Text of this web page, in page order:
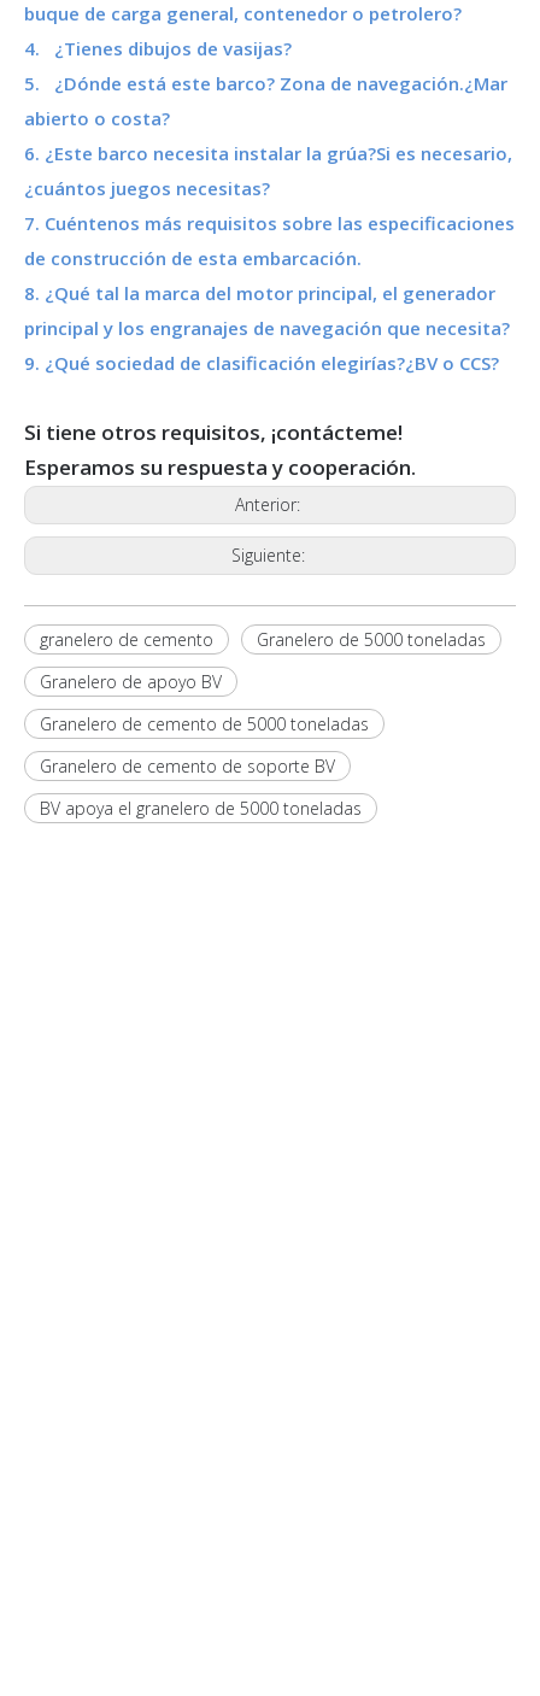
buque de carga general, contenedor o petrolero?
4. ¿Tienes dibujos de vasijas?
5. ¿Dónde está este barco? Zona de navegación.¿Mar
abierto o costa?
6. ¿Este barco necesita instalar la grúa?Si es necesario,
¿cuántos juegos necesitas?
7. Cuéntenos más requisitos sobre las especificaciones
de construcción de esta embarcación.
8. ¿Qué tal la marca del motor principal, el generador
principal y los engranajes de navegación que necesita?
9. ¿Qué sociedad de clasificación elegirías?¿BV o CCS?
Si tiene otros requisitos, ¡contácteme!
Esperamos su respuesta y cooperación.
Anterior:
Siguiente:
granelero de cemento
Granelero de 5000 toneladas
Granelero de apoyo BV
Granelero de cemento de 5000 toneladas
Granelero de cemento de soporte BV
BV apoya el granelero de 5000 toneladas